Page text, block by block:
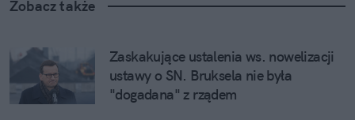
Zobacz także
Zaskakujące ustalenia ws. nowelizacji
ustawy o SN. Bruksela nie była
"dogadana" z rządem